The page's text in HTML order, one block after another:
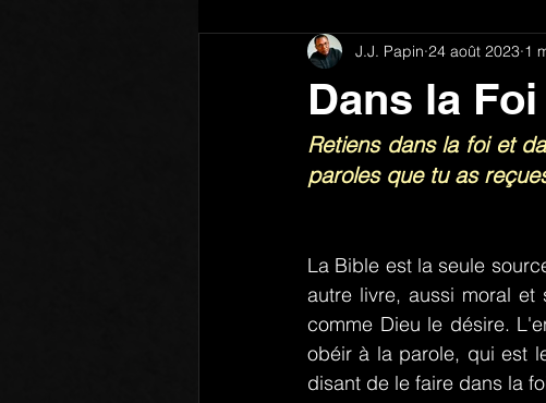
Dans la
J.J. Papin 24 août 2023 1
Retiens dans la foi et
paroles que tu as
La Bible est la seule
autre livre, aussi moral
comme Dieu le désire.
obéir à la parole, qui est
disant de le faire dans la